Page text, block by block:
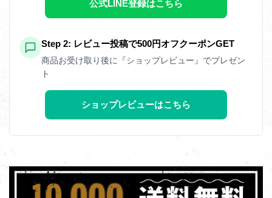
公式LINE登録はこちら
Step 2: レビュー投稿で500円オフクーポンGET
商品お受け取り後に『ショップレビュー』でプレゼン
ト
ショップレビューはこちら